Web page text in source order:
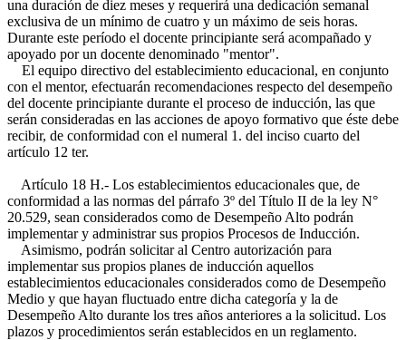
una duración de diez meses y requerirá una dedicación semanal
exclusiva de un mínimo de cuatro y un máximo de seis horas.
Durante este período el docente principiante será acompañado y
apoyado por un docente denominado "mentor".
El equipo directivo del establecimiento educacional, en conjunto
con el mentor, efectuarán recomendaciones respecto del desempeño
del docente principiante durante el proceso de inducción, las que
serán consideradas en las acciones de apoyo formativo que éste debe
recibir, de conformidad con el numeral 1. del inciso cuarto del
artículo 12 ter.
Artículo 18 H.- Los establecimientos educacionales que, de
conformidad a las normas del párrafo 3º del Título II de la ley N°
20.529, sean considerados como de Desempeño Alto podrán
implementar y administrar sus propios Procesos de Inducción.
Asimismo, podrán solicitar al Centro autorización para
implementar sus propios planes de inducción aquellos
establecimientos educacionales considerados como de Desempeño
Medio y que hayan fluctuado entre dicha categoría y la de
Desempeño Alto durante los tres años anteriores a la solicitud. Los
plazos y procedimientos serán establecidos en un reglamento.